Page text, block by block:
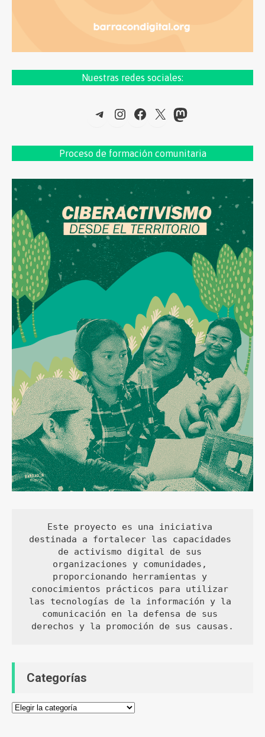
Nuestras redes sociales:
Telegram
Instagram
Facebook
X Mastodon
Proceso de formación comunitaria
Este proyecto es una iniciativa
destinada a fortalecer las capacidades
de activismo digital de sus
organizaciones y comunidades,
proporcionando herramientas y
conocimientos prácticos para utilizar
las tecnologías de la información y la
comunicación en la defensa de sus
derechos y la promoción de sus causas.
Categorías
Categorías